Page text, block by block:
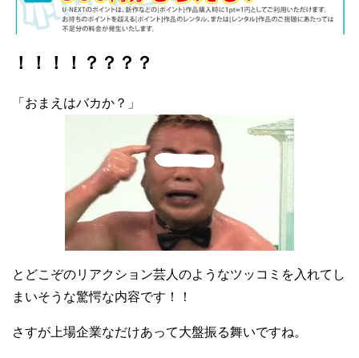
！！！！？？？？
「おまえはバカか？」
とどこぞのリアクション芸人のようなツッコミを入れてし
まいそうな驚愕な内容です！！
さすが上場企業なだけあって大盤振る舞いですね。